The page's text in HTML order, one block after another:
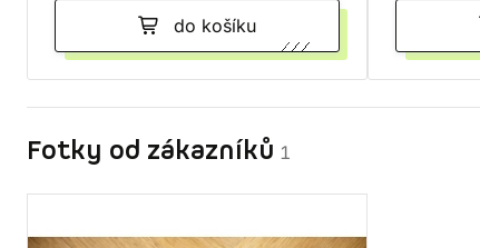
do košíku
Fotky od zákazníků 1